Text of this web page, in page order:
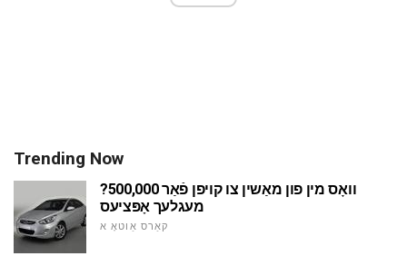
Trending Now
וואָס מין פון מאַשין צו קויפן פֿאַר 500,000?
מעגלעך אָפּציעס
קאַרס אַוטאָ א